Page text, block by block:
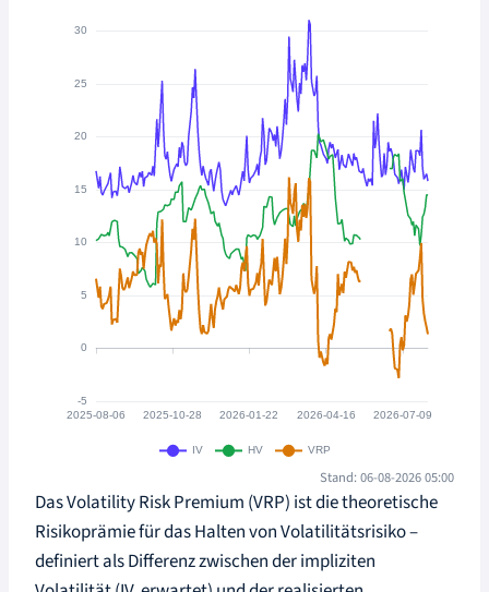
Stand: 06-08-2026 05:00
Das Volatility Risk Premium (VRP) ist die theoretische
Risikoprämie für das Halten von Volatilitätsrisiko –
definiert als Differenz zwischen der impliziten